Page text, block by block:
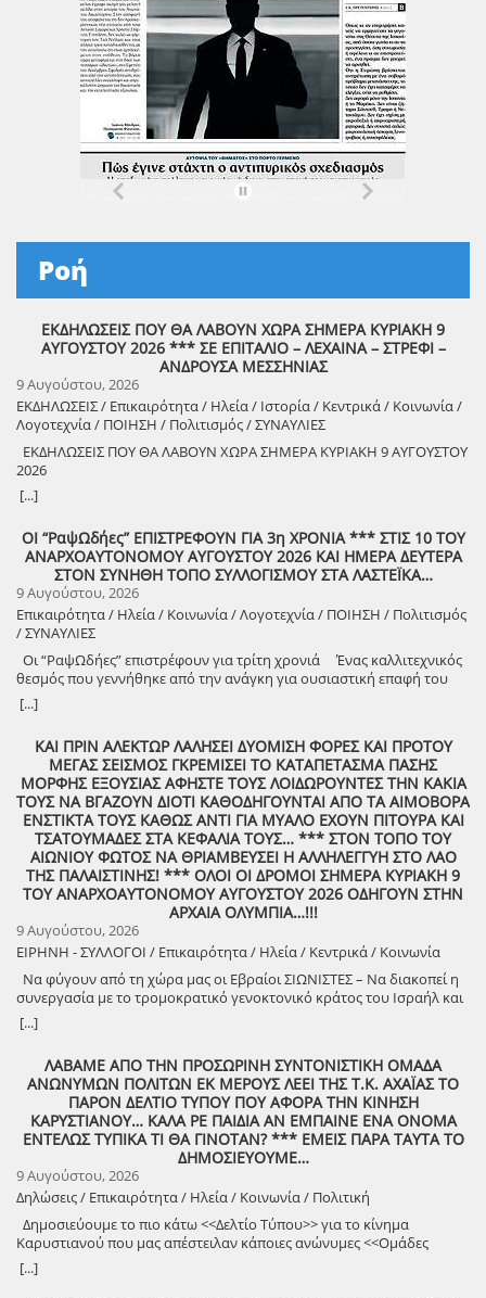
Ροή
ΕΚΔΗΛΩΣΕΙΣ ΠΟΥ ΘΑ ΛΑΒΟΥΝ ΧΩΡΑ ΣΗΜΕΡΑ ΚΥΡΙΑΚΗ 9
ΑΥΓΟΥΣΤΟΥ 2026 *** ΣΕ ΕΠΙΤΑΛΙΟ – ΛΕΧΑΙΝΑ – ΣΤΡΕΦΙ –
ΑΝΔΡΟΥΣΑ ΜΕΣΣΗΝΙΑΣ
9 Αυγούστου, 2026
ΕΚΔΗΛΩΣΕΙΣ / Επικαιρότητα / Ηλεία / Ιστορία / Κεντρικά / Κοινωνία /
Λογοτεχνία / ΠΟΙΗΣΗ / Πολιτισμός / ΣΥΝΑΥΛΙΕΣ
ΕΚΔΗΛΩΣΕΙΣ ΠΟΥ ΘΑ ΛΑΒΟΥΝ ΧΩΡΑ ΣΗΜΕΡΑ ΚΥΡΙΑΚΗ 9 ΑΥΓΟΥΣΤΟΥ
2026
88888888888888888888888888888888888888888888888888888888888888
88888888888888888888888888888888888888888888888888888888888888
[...]
ΟΙ “ΡαψΩδήες” ΕΠΙΣΤΡΕΦΟΥΝ ΓΙΑ 3η ΧΡΟΝΙΑ *** ΣΤΙΣ 10 ΤΟΥ
ΑΝΑΡΧΟΑΥΤΟΝΟΜΟΥ ΑΥΓΟΥΣΤΟΥ 2026 ΚΑΙ ΗΜΕΡΑ ΔΕΥΤΕΡΑ
ΣΤΟΝ ΣΥΝΗΘΗ ΤΟΠΟ ΣΥΛΛΟΓΙΣΜΟΥ ΣΤΑ ΛΑΣΤΕΪΚΑ…
9 Αυγούστου, 2026
Επικαιρότητα / Ηλεία / Κοινωνία / Λογοτεχνία / ΠΟΙΗΣΗ / Πολιτισμός
/ ΣΥΝΑΥΛΙΕΣ
Οι “ΡαψΩδήες” επιστρέφουν για τρίτη χρονιά Ένας καλλιτεχνικός
θεσμός που γεννήθηκε από την ανάγκη για ουσιαστική επαφή του
ανθρώπου, με τον λόγο και την μουσική. Πιστοί στο όραμά μας για
συμμετοχική καλλιτεχνική έκφραση, συνεχίζουμε να βλέπουμε τον
ευελπιστούμε να είναι μια συνάντηση ανθρώπων, μια κοινή ανάσα,
μια υπενθύμιση ότι ο πολιτισμός γεννιέται εκεί όπου μοιραζόμαστε,
ακούμε και δημιουργούμε μαζί. Την Δευτέρα 10 Αυγούστου, στις
21:00 , στήνουμε ξανά ένα Συμπόσιον Τέχνης, με «Ιστορίες και
Τραγούδια» , στον ξεχωριστό χώρο της πέτρινης εκκλησίας στα
Λαστέικα. Σας περιμένουμε κοντά μας! Γιάννης Κορίζης – Δημήτρης
Κορίζης Με την υποστήριξη του Δήμος Πύργου / Municipality Of
Pyrgos 2024 -2028
[...]
ΚΑΙ ΠΡΙΝ ΑΛΕΚΤΩΡ ΛΑΛΗΣΕΙ ΔΥΟΜΙΣΗ ΦΟΡΕΣ ΚΑΙ ΠΡΟΤΟΥ
ΜΕΓΑΣ ΣΕΙΣΜΟΣ ΓΚΡΕΜΙΣΕΙ ΤΟ ΚΑΤΑΠΕΤΑΣΜΑ ΠΑΣΗΣ
ΜΟΡΦΗΣ ΕΞΟΥΣΙΑΣ ΑΦΗΣΤΕ ΤΟΥΣ ΛΟΙΔΩΡΟΥΝΤΕΣ ΤΗΝ ΚΑΚΙΑ
ΤΟΥΣ ΝΑ ΒΓΑΖΟΥΝ ΔΙΟΤΙ ΚΑΘΟΔΗΓΟΥΝΤΑΙ ΑΠΟ ΤΑ ΑΙΜΟΒΟΡΑ
ΕΝΣΤΙΚΤΑ ΤΟΥΣ ΚΑΘΩΣ ΑΝΤΙ ΓΙΑ ΜΥΑΛΟ ΕΧΟΥΝ ΠΙΤΟΥΡΑ ΚΑΙ
ΤΣΑΤΟΥΜΑΔΕΣ ΣΤΑ ΚΕΦΑΛΙΑ ΤΟΥΣ… *** ΣΤΟΝ ΤΟΠΟ ΤΟΥ
ΑΙΩΝΙΟΥ ΦΩΤΟΣ ΝΑ ΘΡΙΑΜΒΕΥΣΕΙ Η ΑΛΛΗΛΕΓΓΥΗ ΣΤΟ ΛΑΟ
ΤΗΣ ΠΑΛΑΙΣΤΙΝΗΣ! *** ΟΛΟΙ ΟΙ ΔΡΟΜΟΙ ΣΗΜΕΡΑ ΚΥΡΙΑΚΗ 9
ΤΟΥ ΑΝΑΡΧΟΑΥΤΟΝΟΜΟΥ ΑΥΓΟΥΣΤΟΥ 2026 ΟΔΗΓΟΥΝ ΣΤΗΝ
ΑΡΧΑΙΑ ΟΛΥΜΠΙΑ…!!!
9 Αυγούστου, 2026
ΕΙΡΗΝΗ - ΣΥΛΛΟΓΟΙ / Επικαιρότητα / Ηλεία / Κεντρικά / Κοινωνία
Να φύγουν από τη χώρα μας οι Εβραίοι ΣΙΩΝΙΣΤΕΣ – Να διακοπεί η
συνεργασία με το τρομοκρατικό γενοκτονικό κράτος του Ισραήλ και
φέρτε πίσω στην Ελλάδα από τη Σαουδική Αραβία τους ελληνικούς
patriot!!
[...]
ΛΑΒΑΜΕ ΑΠΟ ΤΗΝ ΠΡΟΣΩΡΙΝΗ ΣΥΝΤΟΝΙΣΤΙΚΗ ΟΜΑΔΑ
ΑΝΩΝΥΜΩΝ ΠΟΛΙΤΩΝ ΕΚ ΜΕΡΟΥΣ ΛΕΕΙ ΤΗΣ Τ.Κ. ΑΧΑΪΑΣ ΤΟ
ΠΑΡΟΝ ΔΕΛΤΙΟ ΤΥΠΟΥ ΠΟΥ ΑΦΟΡΑ ΤΗΝ ΚΙΝΗΣΗ
ΚΑΡΥΣΤΙΑΝΟΥ… ΚΑΛΑ ΡΕ ΠΑΙΔΙΑ ΑΝ ΕΜΠΑΙΝΕ ΕΝΑ ΟΝΟΜΑ
ΕΝΤΕΛΩΣ ΤΥΠΙΚΑ ΤΙ ΘΑ ΓΙΝΟΤΑΝ? *** ΕΜΕΙΣ ΠΑΡΑ ΤΑΥΤΑ ΤΟ
ΔΗΜΟΣΙΕΥΟΥΜΕ…
9 Αυγούστου, 2026
Δηλώσεις / Επικαιρότητα / Ηλεία / Κοινωνία / Πολιτική
Δημοσιεύουμε το πιο κάτω <<Δελτίο Τύπου>> για το κίνημα
Καρυστιανού που μας απέστειλαν κάποιες ανώνυμες <<Ομάδες
Πολιτών>>!
[...]